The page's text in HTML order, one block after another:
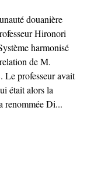
douanière
Hironori
harmonisé
de M.
Le professeur avait
était alors la
renommée Di...